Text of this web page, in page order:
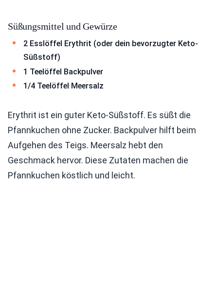
Süßungsmittel und Gewürze
2 Esslöffel Erythrit (oder dein bevorzugter Keto-
Süßstoff)
1 Teelöffel Backpulver
1/4 Teelöffel Meersalz
Erythrit ist ein guter Keto-Süßstoff. Es süßt die
Pfannkuchen ohne Zucker. Backpulver hilft beim
Aufgehen des Teigs. Meersalz hebt den
Geschmack hervor. Diese Zutaten machen die
Pfannkuchen köstlich und leicht.